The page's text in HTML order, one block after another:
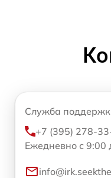
Служба
+7 (395) 278-
Ежедневно с 9:00